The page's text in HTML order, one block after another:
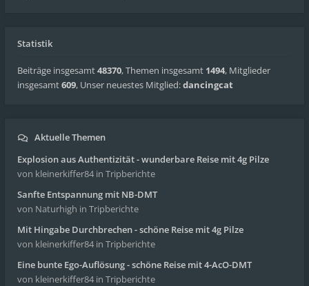
Statistik
Beiträge insgesamt48370,Themen insgesamt 1494, Mitglieder
insgesamt609, Unser neuestes Mitglied:dancingcat
Aktuelle Themen
Explosion aus Authentizität - wunderbare Reise mit 4g Pilze
von kleinerkiffer84 in Tripberichte
Sanfte Entspannung mit NB-DMT
von Naturhigh in Tripberichte
Mit Hingabe Durchbrechen - schöne Reise mit 4g Pilze
von kleinerkiffer84 in Tripberichte
Eine bunte Ego-Auflösung - schöne Reise mit 4-AcO-DMT
von kleinerkiffer84 in Tripberichte